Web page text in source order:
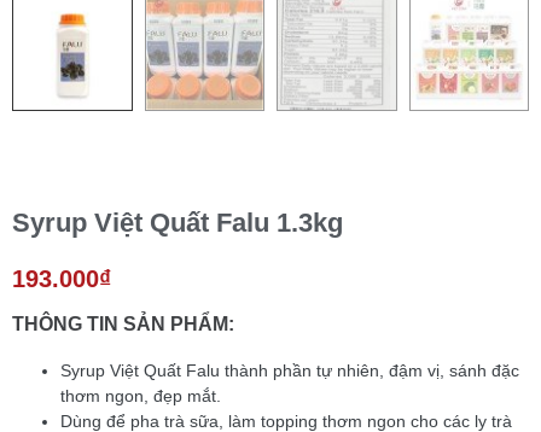
Syrup Việt Quất Falu 1.3kg
193.000₫
THÔNG TIN SẢN PHẨM:
Syrup Việt Quất Falu thành phần tự nhiên, đậm vị, sánh đặc
thơm ngon, đẹp mắt.
Dùng để pha trà sữa, làm topping thơm ngon cho các ly trà